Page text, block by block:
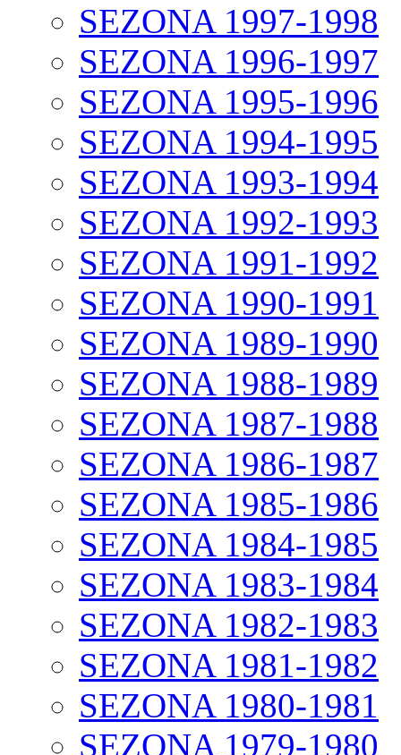
SEZONA 1997-1998
SEZONA 1996-1997
SEZONA 1995-1996
SEZONA 1994-1995
SEZONA 1993-1994
SEZONA 1992-1993
SEZONA 1991-1992
SEZONA 1990-1991
SEZONA 1989-1990
SEZONA 1988-1989
SEZONA 1987-1988
SEZONA 1986-1987
SEZONA 1985-1986
SEZONA 1984-1985
SEZONA 1983-1984
SEZONA 1982-1983
SEZONA 1981-1982
SEZONA 1980-1981
SEZONA 1979-1980